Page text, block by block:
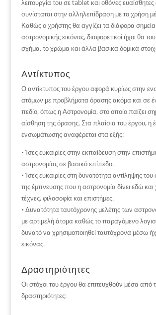
λειτουργία του σε tablet και οθόνες
συνίσταται στην αλληλεπίδραση με το χρήση
Καθώς ο χρήστης θα αγγίζει τα διάφορα σημεία
αστρονομικής εικόνας, διαφορετικοί ήχοι θα
σχήμα, το χρώμα και άλλα βασικά δομικά
Αντίκτυπος
Ο αντίκτυπος του έργου αφορά κυρίως στην
ατόμων με προβλήματα όρασης ακόμα και σε
πεδίο, όπως η Αστρονομία, στο οποίο παίζει
αίσθηση της όρασης. Στα πλαίσια του έργου, η
ενσωμάτωσης αναφέρεται στα εξής:
• Ίσες ευκαιρίες στην εκπαίδευση στην
αστρονομίας σε βασικό επίπεδο.
• Ίσες ευκαιρίες στη δυνατότητα αντίληψης
της έμπνευσης που η αστρονομία δίνει εδώ και
τέχνες, φιλοσοφία και επιστήμες.
• Δυνατότητα ταυτόχρονης μελέτης των
με αρτιμελή άτομα καθώς το παραγόμενο
δυνατό να χρησιμοποιηθεί ταυτόχρονα μέσω
εικόνας.
Δραστηριότητες
Οι στόχοι του έργου θα επιτευχθούν μέσα από
δραστηριότητες: